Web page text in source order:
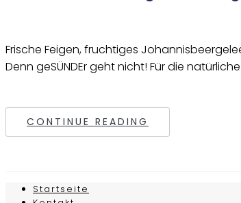
Frische Feigen, fruchtiges
Denn geSÜNDEr geht nicht! Für die
CONTINUE READING
Startseite